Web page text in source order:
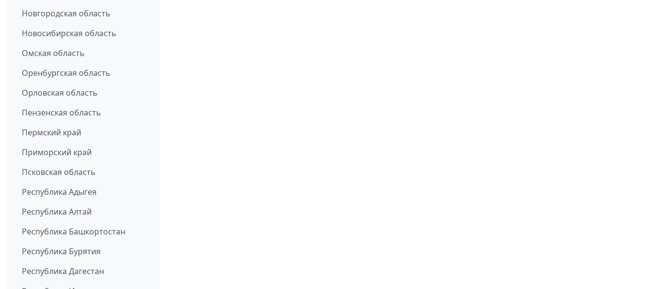
Новгородская область
Новосибирская область
Омская область
Оренбургская область
Орловская область
Пензенская область
Пермский край
Приморский край
Псковская область
Республика Адыгея
Республика Алтай
Республика Башкортостан
Республика Бурятия
Республика Дагестан